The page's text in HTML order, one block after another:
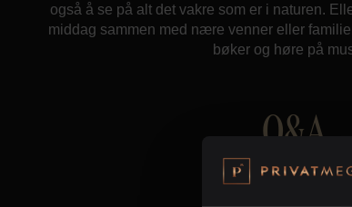
også å se på alt det vakre som er i naturen.
middag sammen med nære venner eller
bøker og høre på
Q&A
Vinter eller